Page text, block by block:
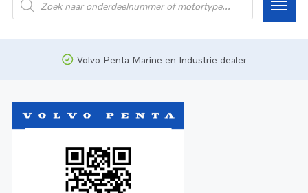
Onderdelen
Bedrijfsvaart
Volvo Penta Marine en Industrie dealer